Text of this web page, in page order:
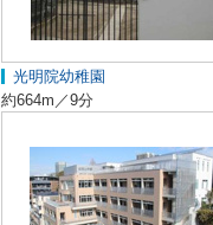
光明院幼稚園
約664m／9分